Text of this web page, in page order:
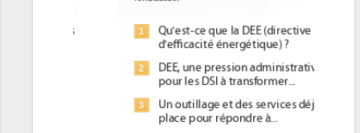
Qu'est-ce que la DEE (directive
d'efficacité énergétique) ?
DEE, une pression administrative
pour les DSI à transformer...
Un outillage et des services déjà en
place pour répondre à...